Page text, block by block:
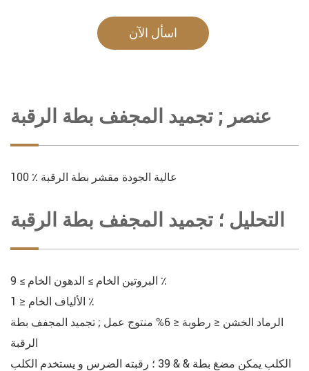
اسأل الآن
عنصر ; تجميد المجفف بطة الرقبة
100 ٪ عالية الجودة مقشر بطة الرقبة
التحليل ؛ تجميد المجفف بطة الرقبة
البروتين الخام ≥ الدهون الخام ≥ 9 ٪
الألياف الخام ≤ 1 ٪
الرماد الخشن ≤ رطوبة ≤ 6% منتوج عمل ; تجميد المجفف بطة
الرقبة
الكلب يمكن مضغ بطة & & 39 ؛ رقبته الضرس و يستخدم الكلب